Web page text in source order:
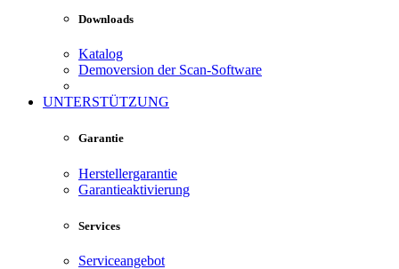
Downloads
Katalog
Demoversion der Scan-Software
UNTERSTÜTZUNG
Garantie
Herstellergarantie
Garantieaktivierung
Services
Serviceangebot